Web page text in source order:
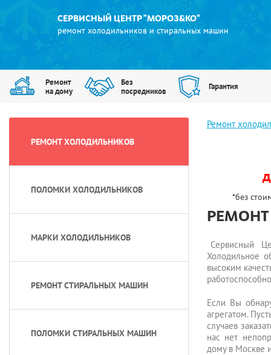
СЕРВИСНЫЙ ЦЕНТР "МОРОЗ&КО"
ремонт холодильников и стиральных машин
Ремонт
на дому
Без
посредников
Гарантия
РЕМОНТ ХОЛОДИЛЬНИКОВ
ПОЛОМКИ ХОЛОДИЛЬНИКОВ
МАРКИ ХОЛОДИЛЬНИКОВ
РЕМОНТ СТИРАЛЬНЫХ МАШИН
ПОЛОМКИ СТИРАЛЬНЫХ МАШИН
Ремонт
*без
Сервисный
Холодильное
высоким
Если Вы
агрегатом.
случаев
нас нет
дому в Москве